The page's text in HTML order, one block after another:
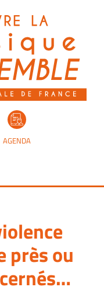
AGENDA
près ou